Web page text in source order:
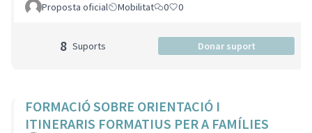
Proposta oficial Mobilitat 0 0
8 Suports Donar suport
FORMACIÓ SOBRE ORIENTACIÓ I
ITINERARIS FORMATIUS PER A FAMÍLIES